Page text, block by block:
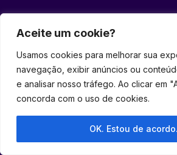
Aceite um cookie?
Usamos cookies para melhorar sua
navegação, exibir anúncios ou
e analisar nosso tráfego. Ao clicar em
concorda com o uso de cookies.
OK. Estou de acordo.
NOSSAS
Desejo receber informativos do Hel